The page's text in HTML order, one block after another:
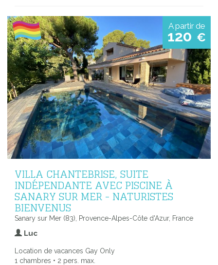
A partir de
120 €
VILLA CHANTEBRISE, SUITE
INDÉPENDANTE AVEC PISCINE À
SANARY SUR MER - NATURISTES
BIENVENUS
Sanary sur Mer (83), Provence-Alpes-Côte d'Azur, France
Luc
Location de vacances Gay Only
1 chambres • 2 pers. max.